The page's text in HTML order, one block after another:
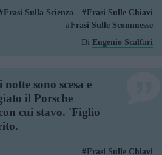
Frasi Sulla Scienza
Frasi Sulle Chiavi
Frasi Sulle Scommesse
Di Eugenio Scalfari
sono scesa e
il Porsche
cui stavo. 'Figlio
Frasi Sulle Chiavi